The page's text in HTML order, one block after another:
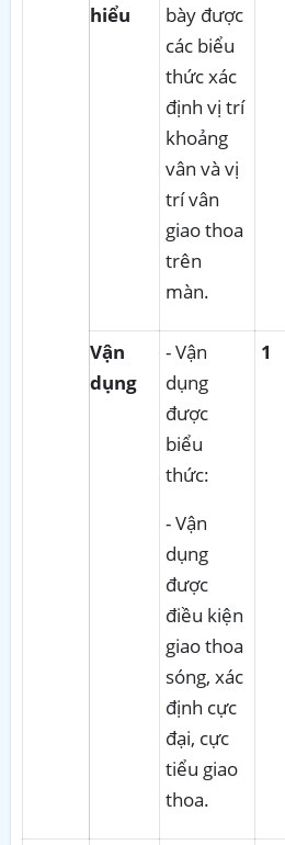
hiểu
bày được
các biểu
thức xác
định vị trí
khoảng
vân và vị
trí vân
giao thoa
trên
màn.
Vận
dụng
- Vận
dụng
được
biểu
thức:
- Vận
dụng
được
điều kiện
giao thoa
sóng, xác
định cực
đại, cực
tiểu giao
thoa.
1